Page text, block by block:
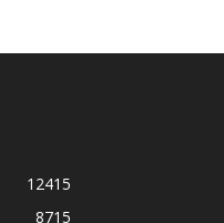
12415
8715